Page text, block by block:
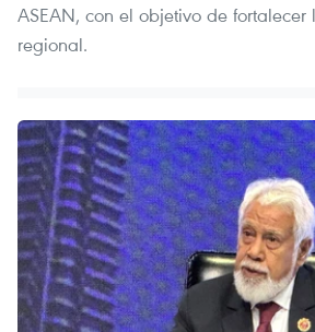
ASEAN, con el objetivo de
regional.